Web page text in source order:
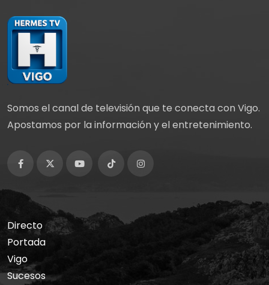
Somos el canal de televisión que te conecta con Vigo.
Apostamos por la información y el entretenimiento.
Directo
Portada
Vigo
Sucesos